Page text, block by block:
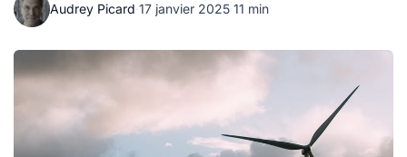
Audrey Picard·17 janvier 2025·11 min